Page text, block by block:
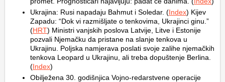
Ukrajina: Rusi napadaju Bahmut i Soledar. (Index) Kijev
Zapadu: “Dok vi razmišljate o tenkovima, Ukrajinci ginu.”
(HRT) Ministri vanjskih poslova Latvije, Litve i Estonije
pozvali Njemačku da pristane na slanje tenkova u
Ukrajinu. Poljska namjerava poslati svoje zalihe njemačkih
tenkova Leopard u Ukrajinu, ali treba dopuštenje Berlina.
(Index)
Obilježena 30. godišnjica Vojno-redarstvene operacije